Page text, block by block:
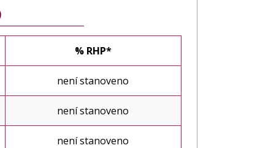
% RHP*
není stanoveno
není stanoveno
není stanoveno